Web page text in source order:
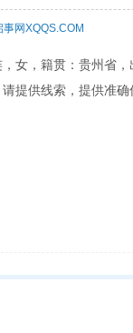
网XQQS.COM
女，籍贯：贵州省
提供线索，提供准